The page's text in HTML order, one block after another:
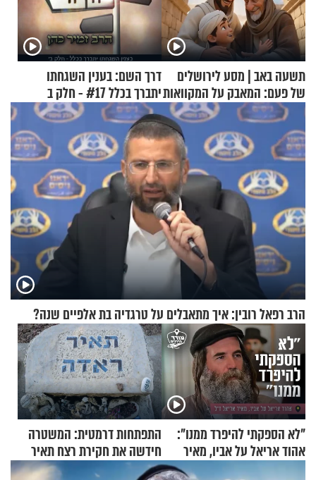
תשעה באב | מסע לירושלים
של פעם: המאבק על המקוואות
דרך השם: בענין השגחתו
יתברך בכלל #17 - חלק ב
הרב רפאל רובין: איך מתאבלים על טרגדיה בת אלפיים שנה?
"לא הספקתי להיפרד ממנו":
אהוד אריאל על אביו, מאיר
אריאל ז"ל
התפתחות דרמטית: המשטרה
חידשה את חקירת רצח תאיר
ראדה